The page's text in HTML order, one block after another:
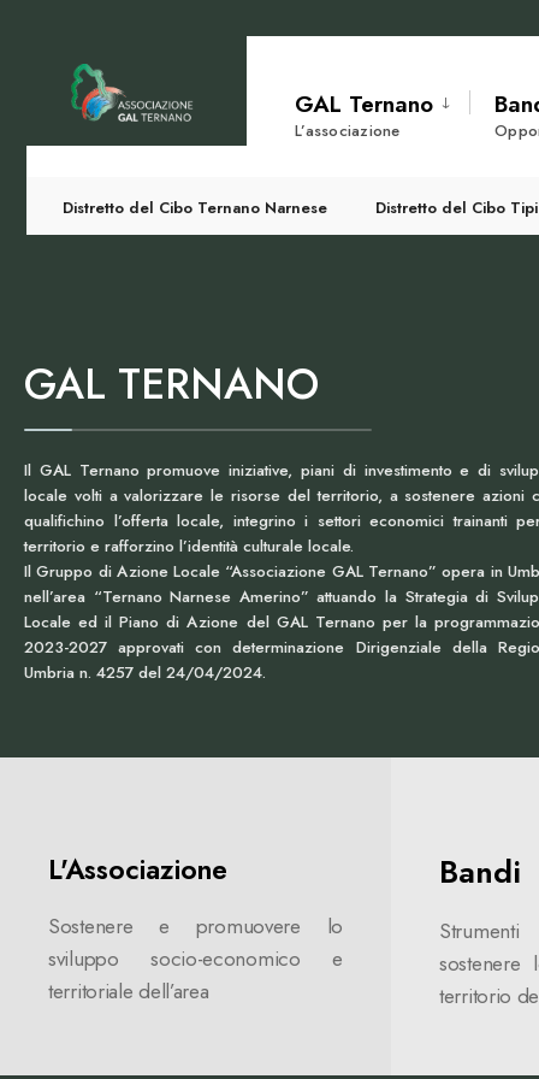
GAL Ternano
L’associazione
Distretto del Cibo Ternano Narnese Distretto del Cibo
GAL TERNANO
Il GAL Ternano promuove iniziative, piani di investimento e di
locale volti a valorizzare le risorse del territorio, a sostenere azioni
qualifichino l’offerta locale, integrino i settori economici trainanti
territorio e rafforzino l’identità culturale locale.
Il Gruppo di Azione Locale “Associazione GAL Ternano” opera in
nell’area “Ternano Narnese Amerino” attuando la Strategia di
Locale ed il Piano di Azione del GAL Ternano per la
2023-2027 approvati con determinazione Dirigenziale della
Umbria n. 4257 del 24/04/2024.
L'Associazione
Sostenere e promuovere lo
sviluppo socio-economico e
territoriale dell’area
Bandi
territorio